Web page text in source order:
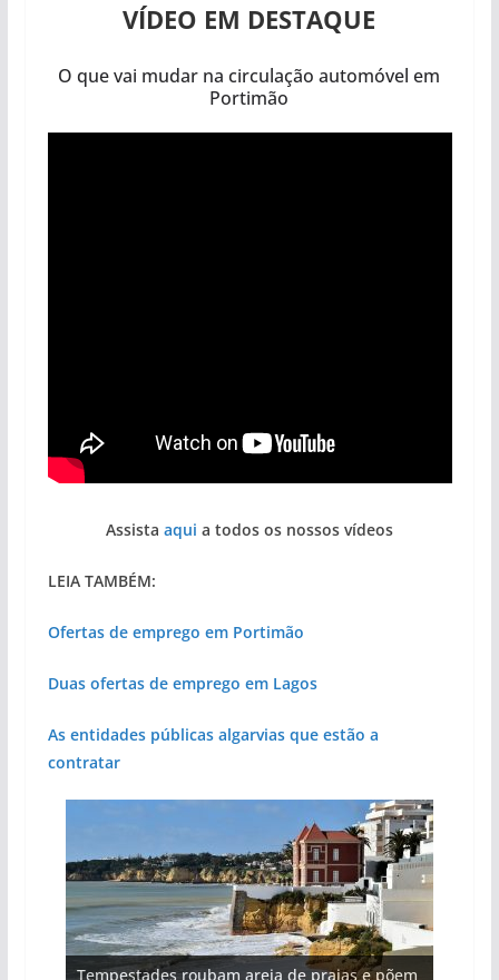
VÍDEO EM DESTAQUE
O que vai mudar na circulação automóvel em
Portimão
Assista aqui a todos os nossos vídeos
LEIA TAMBÉM:
Ofertas de emprego em Portimão
Duas ofertas de emprego em Lagos
As entidades públicas algarvias que estão a
contratar
Tempestades roubam areia de praias e põem
Tapas do mar a 3 euros cada. Nova rota
Foto do dia: uma cidade algarvia que cresceu
Milagre da água. Fontes emblemáticas do
Projeto milionário: investimento de 108
milhões de euros na construção de dois